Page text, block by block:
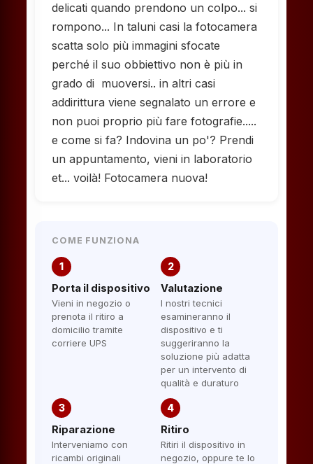
delicati quando prendono un colpo... si
rompono... In taluni casi la fotocamera
scatta solo più immagini sfocate
perché il suo obbiettivo non è più in
grado di muoversi.. in altri casi
addirittura viene segnalato un errore e
non puoi proprio più fare fotografie.....
e come si fa? Indovina un po'? Prendi
un appuntamento, vieni in laboratorio
et... voilà! Fotocamera nuova!
COME FUNZIONA
1
Porta il dispositivo
Vieni in negozio o
prenota il ritiro a
domicilio tramite
corriere UPS
2
Valutazione
I nostri tecnici
esamineranno il
dispositivo e ti
suggeriranno la
soluzione più adatta
per un intervento di
qualità e duraturo
3
Riparazione
Interveniamo con
ricambi originali
4
Ritiro
Ritiri il dispositivo in
negozio, oppure te lo